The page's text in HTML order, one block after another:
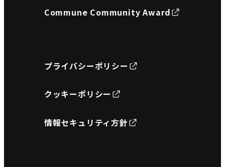
Commune Community Award
プライバシーポリシー
クッキーポリシー
情報セキュリティ方針